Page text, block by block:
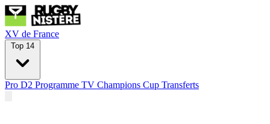
XV de France
Top 14
Pro D2 Programme TV Champions Cup Transferts